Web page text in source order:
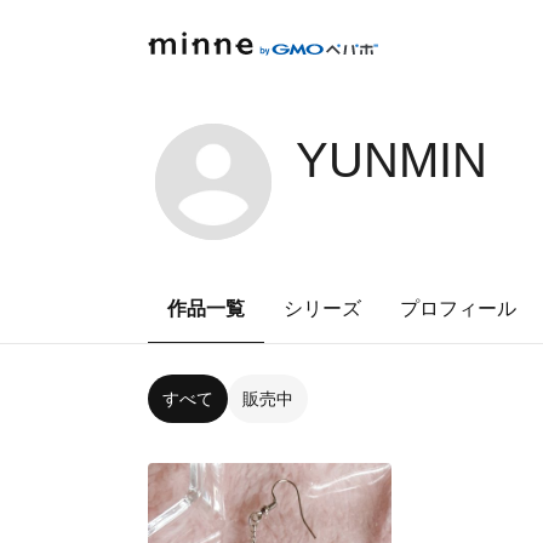
YUNMIN
作品一覧 シリーズ プロフィール
すべて 販売中